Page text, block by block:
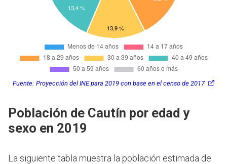
Fuente: Proyección del INE para 2019 con base en el censo de 2017
Población de Cautín por edad y
sexo en 2019
La siguiente tabla muestra la población estimada de